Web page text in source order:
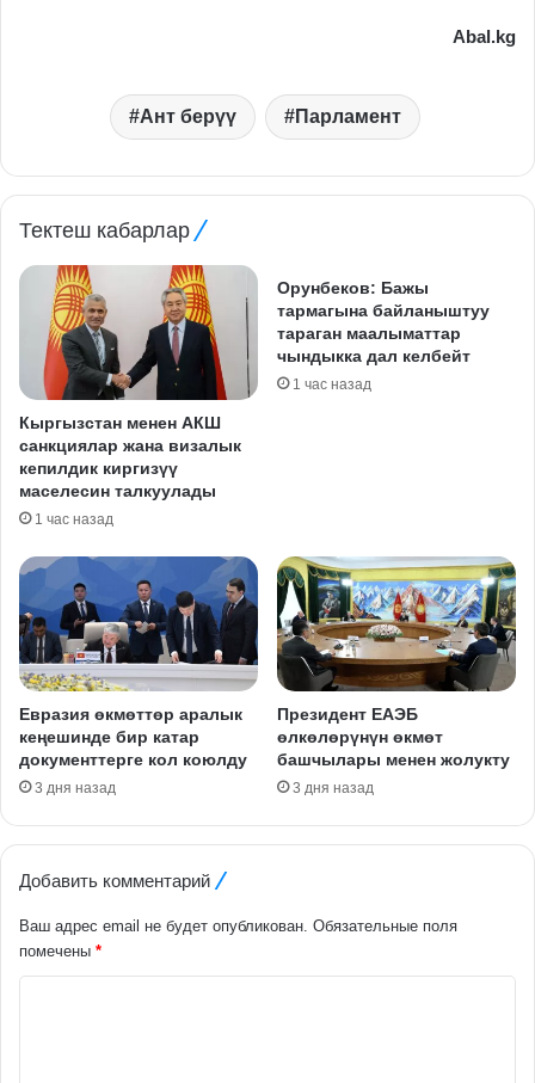
Abal.kg
Ант берүү Парламент
Тектеш кабарлар
Кыргызстан менен АКШ
санкциялар жана визалык
кепилдик киргизүү
маселесин талкуулады
1 час назад
Орунбеков: Бажы
тармагына байланыштуу
тараган маалыматтар
чындыкка дал келбейт
1 час назад
Евразия өкмөттөр аралык
кеңешинде бир катар
документтерге кол коюлду
3 дня назад
Президент ЕАЭБ
өлкөлөрүнүн өкмөт
башчылары менен жолукту
3 дня назад
Добавить комментарий
Ваш адрес email не будет опубликован. Обязательные поля
помечены *